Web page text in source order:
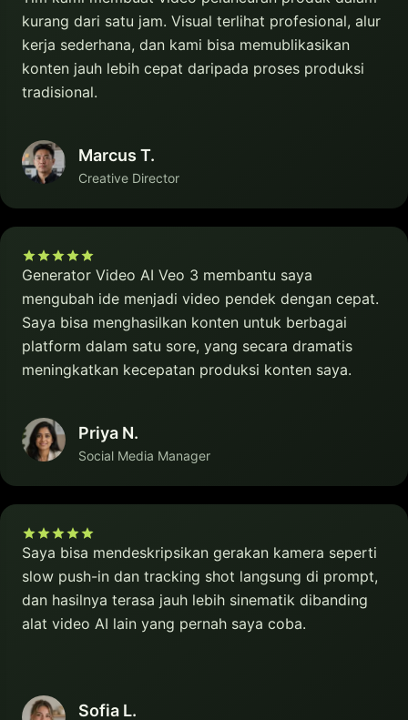
kurang dari satu jam. Visual terlihat profesional, alur
kerja sederhana, dan kami bisa memublikasikan
konten jauh lebih cepat daripada proses produksi
tradisional.
Marcus T.
Creative Director
Generator Video AI Veo 3 membantu saya
mengubah ide menjadi video pendek dengan cepat.
Saya bisa menghasilkan konten untuk berbagai
platform dalam satu sore, yang secara dramatis
meningkatkan kecepatan produksi konten saya.
Priya N.
Social Media Manager
Saya bisa mendeskripsikan gerakan kamera seperti
slow push-in dan tracking shot langsung di prompt,
dan hasilnya terasa jauh lebih sinematik dibanding
alat video AI lain yang pernah saya coba.
Sofia L.